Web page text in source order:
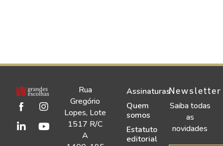
Rua
Gregório
Lopes, Lote
1517 R/C
A
Assinaturas
Quem
somos
Estatuto
editorial
Newsletter
Saiba todas
as
novidades